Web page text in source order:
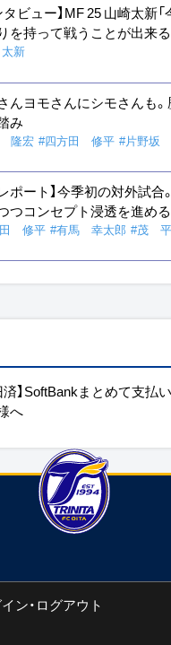
タビュー】MF 25 山崎太新
を持って戦うことが出来る
新
んヨモさんにシモさんも
み
隆宏 #四方田 修平 #片野坂
ポート】今季初の対外試合
つコンセプト浸透を進める
修平 #有馬 幸太郎 #茂 平
済】SoftBankまとめて支払
へ
ン・ログアウト